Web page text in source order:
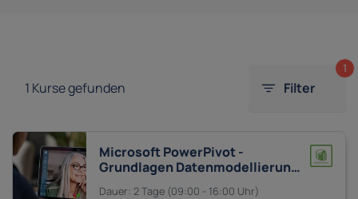
1 Kurse gefunden Filter
1
Microsoft PowerPivot -
Grundlagen Datenmodellierung
und DAX-Formeln
2 Tage 09:00 - 16:00